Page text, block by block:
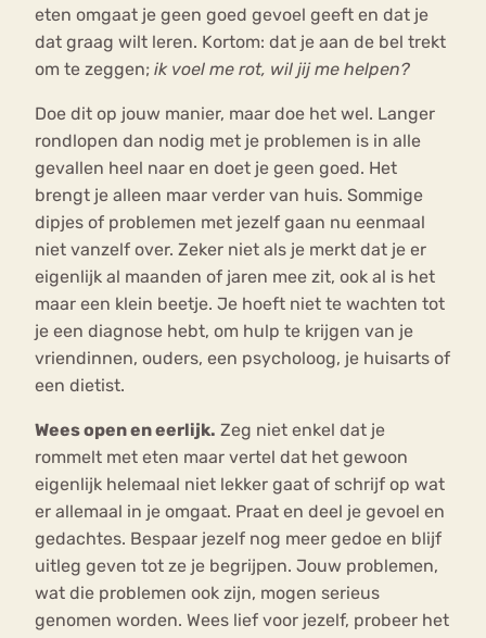
eten omgaat je geen goed gevoel geeft en dat je
dat graag wilt leren. Kortom: dat je aan de bel trekt
om te zeggen; ik voel me rot, wil jij me helpen?
Doe dit op jouw manier, maar doe het wel. Langer
rondlopen dan nodig met je problemen is in alle
gevallen heel naar en doet je geen goed. Het
brengt je alleen maar verder van huis. Sommige
dipjes of problemen met jezelf gaan nu eenmaal
niet vanzelf over. Zeker niet als je merkt dat je er
eigenlijk al maanden of jaren mee zit, ook al is het
maar een klein beetje. Je hoeft niet te wachten tot
je een diagnose hebt, om hulp te krijgen van je
vriendinnen, ouders, een psycholoog, je huisarts of
een dietist.
Wees open en eerlijk. Zeg niet enkel dat je
rommelt met eten maar vertel dat het gewoon
eigenlijk helemaal niet lekker gaat of schrijf op wat
er allemaal in je omgaat. Praat en deel je gevoel en
gedachtes. Bespaar jezelf nog meer gedoe en blijf
uitleg geven tot ze je begrijpen. Jouw problemen,
wat die problemen ook zijn, mogen serieus
genomen worden. Wees lief voor jezelf, probeer het